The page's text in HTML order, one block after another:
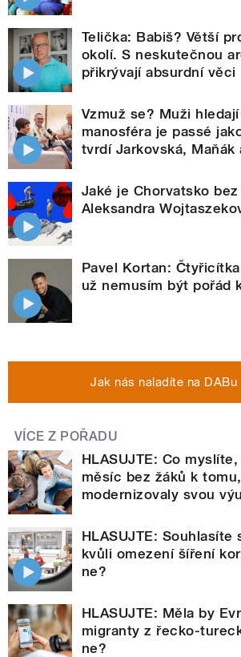
Telička: Babiš? Větší
okolí. S neskutečnou
přikrývají absurdní věci
Vzmuž se? Muži
manosféra je passé
tvrdí Jarkovská, Maňák
Jaké je Chorvatsko
Aleksandra
Pavel Kortan:
už nemusím být pořád
Jak nás naladíte na DABu
VÍCE Z POŘADU
HLASUJTE: Co
měsíc bez žáků k
modernizovaly svou
HLASUJTE: Souhlasíte
kvůli omezení šíření
ne?
HLASUJTE: Měla by
migranty z řecko-
ne?